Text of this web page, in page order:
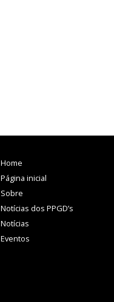
Home
Página inicial
Sobre
Notícias dos PPGD’s
Notícias
Eventos